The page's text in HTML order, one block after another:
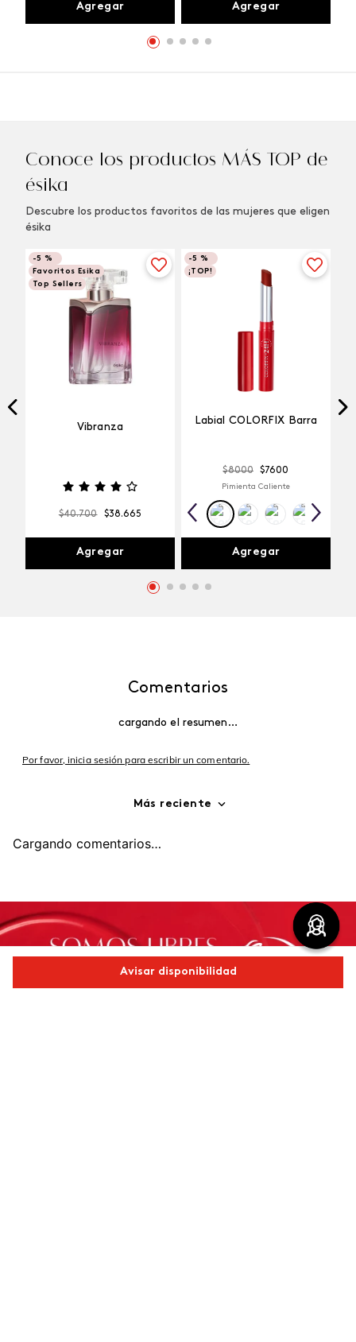
Avisar disponibilidad
Agregar Agregar
Conoce los productos MÁS TOP de
ésika
Descubre los productos favoritos de las mujeres que eligen
ésika
-5 %
Favoritos Esika
Top Sellers
Vibranza
$40.700 $38.665
Agregar
-5 %
¡TOP!
Labial COLORFIX Barra
$8000 $7600
Pimienta Caliente
Agregar
Comentarios
cargando el resumen…
Por favor, inicia sesión para escribir un comentario.
Más reciente
Cargando comentarios…